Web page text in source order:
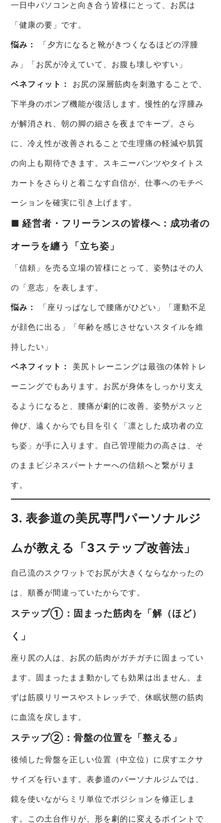
一日中パソコンと向き合う皆様にとって、お尻は
「健康の要」です。
悩み：
「夕方になると靴がきつくなるほどの浮腫
み」「お尻が冷えていて、お腹も壊しやすい」
ベネフィット：
お尻の深層筋肉を刺激することで、
下半身のポンプ機能が復活します。慢性的な浮腫み
が解消され、朝の脚の細さを夜までキープ。さら
に、冷え性が改善されることで生理痛の軽減や肌質
の向上も期待できます。スキニーパンツやタイトス
カートをさらりと着こなす自信が、仕事へのモチベ
ーションを確実に引き上げます。
■ 経営者・フリーランスの皆様へ：成功者の
オーラを纏う「立ち姿」
「信頼」を売る立場の皆様にとって、姿勢はその人
の「意志」を表します。
悩み：
「座りっぱなしで腰痛がひどい」「運動不足
が顔色に出る」「年齢を感じさせないスタイルを維
持したい」
ベネフィット：
美尻トレーニングは最強の体幹トレ
ーニングでもあります。お尻が身体をしっかり支え
るようになると、腰痛が劇的に改善。姿勢がスッと
伸び、遠くからでも目を引く「凛とした成功者の立
ち姿」が手に入ります。自己管理能力の高さは、そ
のままビジネスパートナーへの信頼へと繋がりま
す。
3. 表参道の美尻専門パーソナルジ
ムが教える「3ステップ改善法」
自己流のスクワットでお尻が大きくならなかったの
は、順番が間違っていたからです。
ステップ①：固まった筋肉を「解（ほど）
く」
座り尻の人は、お尻の筋肉がガチガチに固まってい
ます。固まったまま動かしても効果は出ません。ま
ずは筋膜リリースやストレッチで、休眠状態の筋肉
に血流を戻します。
ステップ②：骨盤の位置を「整える」
後傾した骨盤を正しい位置（中立位）に戻すエクサ
サイズを行います。表参道のパーソナルジムでは、
鏡を使いながらミリ単位でポジションを修正しま
す。この土台作りが、形を劇的に変えるポイントで